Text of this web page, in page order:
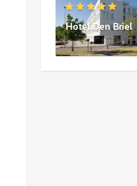
Hotel Den Briel